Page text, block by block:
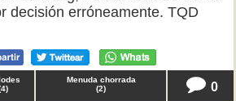
decisión erróneamente. TQD
4)
Menuda chorrada
(2) 0